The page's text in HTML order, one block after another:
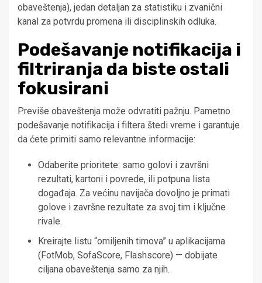
obaveštenja), jedan detaljan za statistiku i zvanični
kanal za potvrdu promena ili disciplinskih odluka.
Podešavanje notifikacija i
filtriranja da biste ostali
fokusirani
Previše obaveštenja može odvratiti pažnju. Pametno
podešavanje notifikacija i filtera štedi vreme i garantuje
da ćete primiti samo relevantne informacije:
Odaberite prioritete: samo golovi i završni
rezultati, kartoni i povrede, ili potpuna lista
događaja. Za većinu navijača dovoljno je primati
golove i završne rezultate za svoj tim i ključne
rivale.
Kreirajte listu “omiljenih timova” u aplikacijama
(FotMob, SofaScore, Flashscore) — dobijate
ciljana obaveštenja samo za njih.